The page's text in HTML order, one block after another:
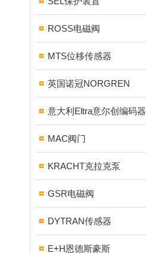
ROSS电磁阀
MTS位移传感器
英国诺冠NORGREN
意大利Eltra意尔创编码器
MAC阀门
KRACHT克拉克泵
GSR电磁阀
DYTRAN传感器
E+H恩德斯豪斯